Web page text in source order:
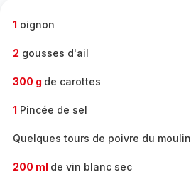
1 oignon
2 gousses d'ail
300 g de carottes
1 Pincée de sel
Quelques tours de poivre du moulin
200 ml de vin blanc sec